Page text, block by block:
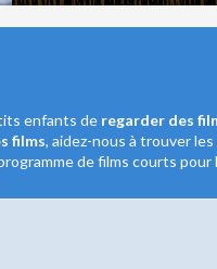
enfants de regarder des
films, aidez-nous à trouver
de films courts pour